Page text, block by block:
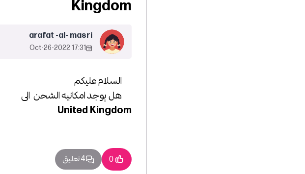
السلام عليكم
هل يوجد امكانيه الشحن الى
United Kingdom
Kingdom
arafat -al- masri
17:31 2022-Oct-26
0 4 تعليق